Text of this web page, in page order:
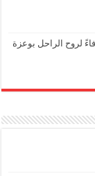
لروح الراحل بوعزة